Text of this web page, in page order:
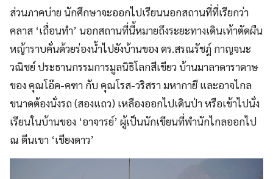
ส่วนภาคบ่าย นักศึกษาจะออกไปเรียนนอกสถานที่ที่เรียกว่า
คลาส ‘เถื่อนทำ’ นอกสถานที่นี้หมายถึงระยะทางเดินเท้าตัดผืน
หญ้าราบคั่นด้วยร่องน้ำไปยังบ้านของ ดร.สรณรัชฎ์ กาญจนะ
วณิชย์ ประธานกรรมการมูลนิธิโลกสีเขียว บ้านมาลาดาราดาษ
ของ คุณโอ๊ค-คฑา กับ คุณโรส-วริสรา มหากายี และอาจไกล
ขนาดต้องนั่งรถ (สองแถว) เหลืองออกไปเดินป่า หรือเข้าไปนั่ง
เรียนในบ้านของ ‘อาจารย์’ ผู้เป็นนักเขียนที่พำนักไกลออกไป
ณ ตีนเขา ‘เชียงดาว’